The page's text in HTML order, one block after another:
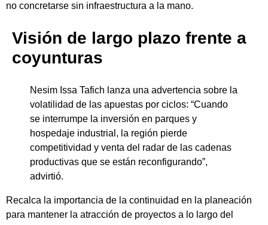
no concretarse sin infraestructura a la mano.
Visión de largo plazo frente a
coyunturas
Nesim Issa Tafich lanza una advertencia sobre la
volatilidad de las apuestas por ciclos: “Cuando
se interrumpe la inversión en parques y
hospedaje industrial, la región pierde
competitividad y venta del radar de las cadenas
productivas que se están reconfigurando”,
advirtió.
Recalca la importancia de la continuidad en la planeación
para mantener la atracción de proyectos a lo largo del